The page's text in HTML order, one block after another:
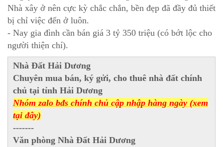
Nhà xây ở nên cực kỳ chắc chắn, bền đẹp đã đầy đủ thiết
bị chỉ việc đến ở luôn.
- Nay gia đình cần bán giá 3 tỷ 350 triệu (có bớt lộc cho
người thiện chí).
Nhà Đất Hải Dương
Chuyên mua bán, ký gửi, cho thuê nhà đất chính
chủ tại tỉnh Hải Dương
Nhóm zalo bđs chính chủ cập nhập hàng ngày (xem
tại đây)
-------
Văn phòng Nhà Đất Hải Dương